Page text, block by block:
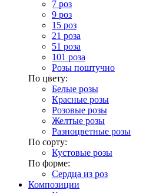
7 роз
9 роз
15 роз
21 роза
51 роза
101 роза
Розы поштучно
По цвету:
Белые розы
Красные розы
Розовые розы
Желтые розы
Разноцветные розы
По сорту:
Кустовые розы
По форме:
Сердца из роз
Композиции